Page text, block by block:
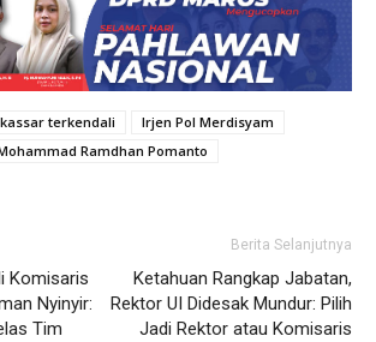
terkendali
Irjen Pol Merdisyam
Ramdhan Pomanto
Komisaris
Nyinyir:
Tim
Berita Selanjutnya
Ketahuan Rangkap Jabatan,
Rektor UI Didesak Mundur: Pilih
Jadi Rektor atau Komisaris